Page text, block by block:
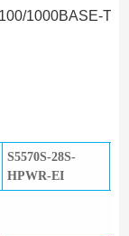
1000BASE-T
S5570S-28S-
HPWR-EI